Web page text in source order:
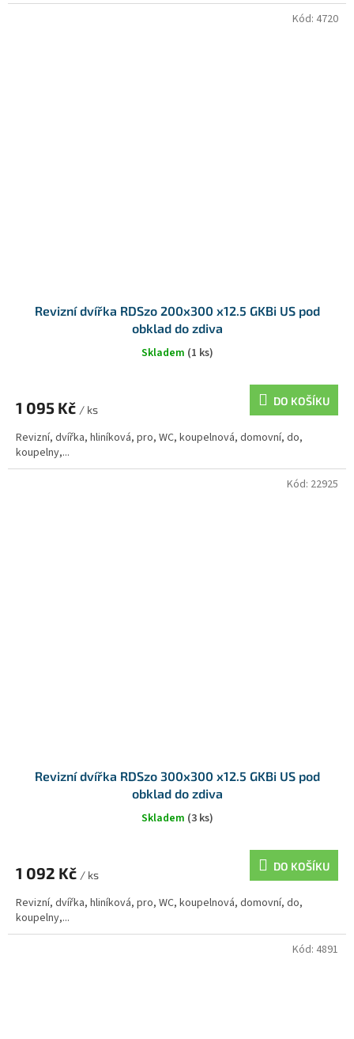
Revizní dvířka RDSzo 200x300 x12.5 GKBi US pod
obklad do zdiva
Skladem (1 ks)
1 095 Kč / ks
DO KOŠÍKU
Revizní, dvířka, hliníková, pro, WC, koupelnová, domovní, do,
koupelny,...
Kód: 4720
Revizní dvířka RDSzo 300x300 x12.5 GKBi US pod
obklad do zdiva
Skladem (3 ks)
1 092 Kč / ks
DO KOŠÍKU
Revizní, dvířka, hliníková, pro, WC, koupelnová, domovní, do,
koupelny,...
Kód: 22925
Kód: 4891